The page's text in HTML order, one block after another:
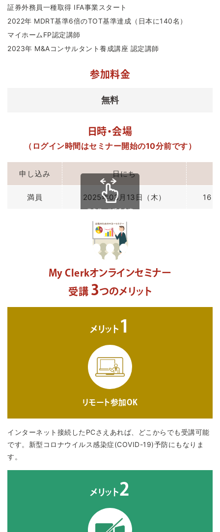
証券外務員一種取得 IFA事業スタート
2022年 MDRT基準6倍のTOT基準達成（日本に140名）
マイホームFP認定講師
2023年 M&Aコンサルタント養成講座 認定講師
参加料金
無料
日時・会場
（ログイン時間はセミナー開始の10分前です）
申し込み 日にち
満員 2025年03月13日（木） 16
スクロールできます
My Clerkオンラインセミナー
受講 3つのメリット
メリット 1
リモート参加OK
インターネット接続したPCさえあれば、どこからでも受講可能
です。新型コロナウイルス感染症(COVID-19)予防にもなりま
す。
メリット 2